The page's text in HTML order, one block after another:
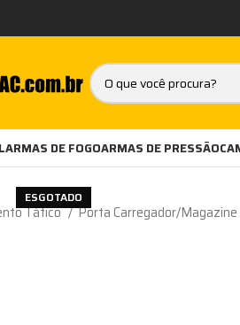
ARMAS DE FOGOARMAS DE PRESSÃO
Tático Porta Carregador/Magazine
ESGOTADO